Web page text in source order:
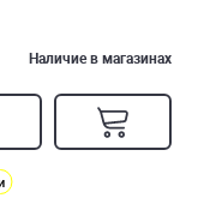
Наличие в магазинах